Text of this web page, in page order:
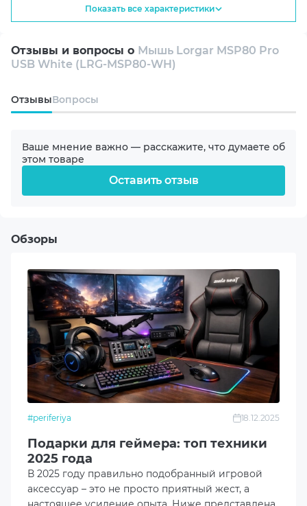
1 грузовое место (в упаковке), мм
Подключение
Большая
Тип датчика
Интерфейс
USB
Сенсор
Pixart PAW3395
Разрешение сенсора
100-26000 DPI
Максимальная скорость
650 IPS
Показать все характеристики
Отзывы и вопросы о Мышь Lorgar MSP80 Pro
USB White (LRG-MSP80-WH)
OтзывыВопросы
Ваше мнение важно — расскажите, что думаете об
этом товаре
Оставить отзыв
Обзоры
#periferiya 18.12.2025
Подарки для геймера: топ техники
2025 года
В 2025 году правильно подобранный игровой
аксессуар – это не просто приятный жест, а